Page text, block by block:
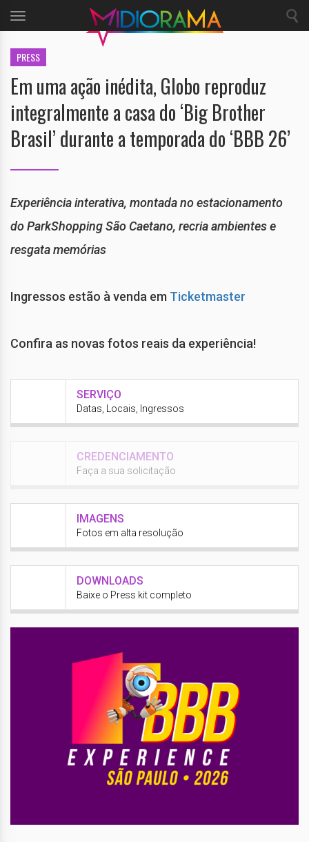
Toggle
navigation
PRESS
Em uma ação inédita, Globo reproduz
integralmente a casa do ‘Big Brother
Brasil’ durante a temporada do ‘BBB 26’
Experiência interativa, montada no estacionamento
do ParkShopping São Caetano, recria ambientes e
resgata memórias
Ingressos estão à venda em Ticketmaster
Confira as novas fotos reais da experiência!
SERVIÇO
Datas, Locais, Ingressos
CREDENCIAMENTO
Faça a sua solicitação
IMAGENS
Fotos em alta resolução
DOWNLOADS
Baixe o Press kit completo